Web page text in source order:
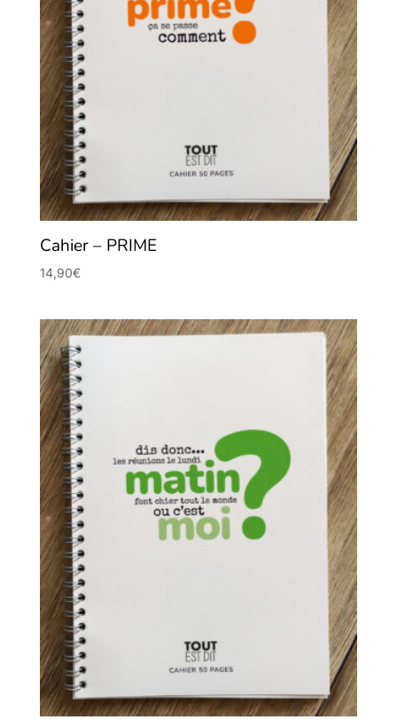
Cahier – PRIME
14,90€